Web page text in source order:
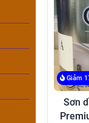
Giảm
Sơn